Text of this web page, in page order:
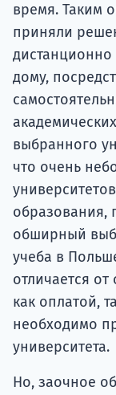
время. Таким
приняли
дистанционно
дому,
выбранного
что очень
образования,
обширный
учеба в
отличается
как оплатой,
необходимо
университета.
Но, заочное